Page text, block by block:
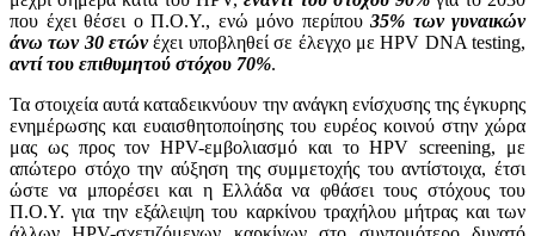
που έχει θέσει ο Π.Ο.Υ., ενώ μόνο περίπου 35% των γυναικών
άνω των 30 ετώνέχει υποβληθεί σε έλεγχο με HPV DNA testing,
αντί του επιθυμητού στόχου 70%.
Τα στοιχεία αυτά καταδεικνύουν την ανάγκη ενίσχυσης της έγκυρης
ενημέρωσης και ευαισθητοποίησης του ευρέος κοινού στην χώρα
μας ως προς τον HPV-εμβολιασμό και το HPV screening, με
απώτερο στόχο την αύξηση της συμμετοχής του αντίστοιχα, έτσι
ώστε να μπορέσει και η Ελλάδα να φθάσει τους στόχους του
Π.Ο.Υ. για την εξάλειψη του καρκίνου τραχήλου μήτρας και των